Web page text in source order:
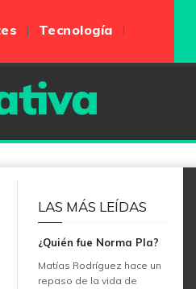
Tecnología
LAS MÁS LEÍDAS
¿Quién fue Norma Pla?
Matías Rodríguez hace un
repaso de la vida de